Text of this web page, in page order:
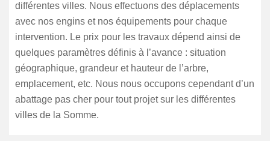
différentes villes. Nous effectuons des déplacements
avec nos engins et nos équipements pour chaque
intervention. Le prix pour les travaux dépend ainsi de
quelques paramètres définis à l’avance : situation
géographique, grandeur et hauteur de l’arbre,
emplacement, etc. Nous nous occupons cependant d’un
abattage pas cher pour tout projet sur les différentes
villes de la Somme.